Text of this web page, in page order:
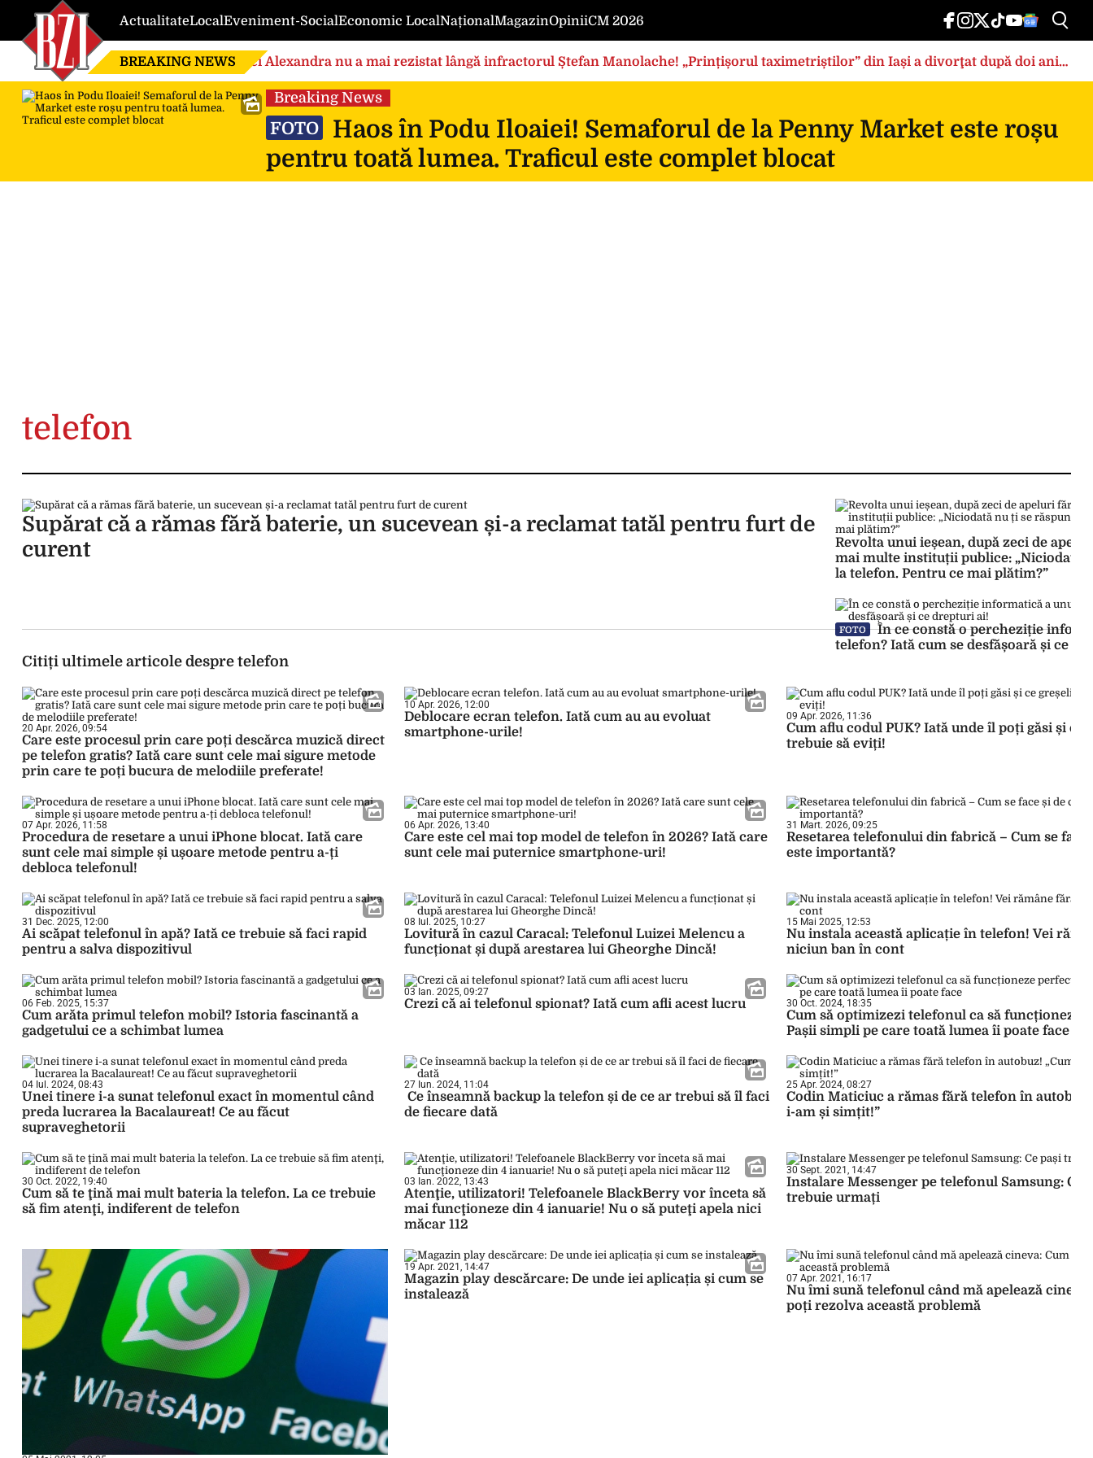
ActualitateLocalEveniment-SocialEconomic LocalNaționalMagazinOpiniiCM 2026
BREAKING NEWS Nici Alexandra nu a mai rezistat lângă infractorul Ștefan Manolache! „Prințișorul taximetriștilor” din Iași a divorţat după doi ani
de căsnicie
Breaking News
FOTO
Haos în Podu Iloaiei! Semaforul de la Penny Market este roșu
pentru toată lumea. Traficul este complet blocat
telefon
Supărat că a rămas fără baterie, un sucevean și-a reclamat tatăl pentru furt de
curent
Revolta unui ieșean, după zeci de
mai multe instituții publice: „Niciodată
la telefon. Pentru ce mai plătim?”
FOTO
În ce constă o percheziție
telefon? Iată cum se desfășoară și ce
Citiți ultimele articole despre telefon
20 Apr. 2026, 09:54
Care este procesul prin care poți descărca muzică direct
pe telefon gratis? Iată care sunt cele mai sigure metode
prin care te poți bucura de melodiile preferate!
10 Apr. 2026, 12:00
Deblocare ecran telefon. Iată cum au au evoluat
smartphone-urile!
09 Apr. 2026, 11:36
Cum aflu codul PUK? Iată unde îl poți găsi și ce
trebuie să eviți!
07 Apr. 2026, 11:58
Procedura de resetare a unui iPhone blocat. Iată care
sunt cele mai simple și ușoare metode pentru a-ți
debloca telefonul!
06 Apr. 2026, 13:40
Care este cel mai top model de telefon în 2026? Iată care
sunt cele mai puternice smartphone-uri!
31 Mart. 2026, 09:25
Resetarea telefonului din fabrică – Cum se face
este importantă?
31 Dec. 2025, 12:00
Ai scăpat telefonul în apă? Iată ce trebuie să faci rapid
pentru a salva dispozitivul
08 Iul. 2025, 10:27
Lovitură în cazul Caracal: Telefonul Luizei Melencu a
funcționat și după arestarea lui Gheorghe Dincă!
15 Mai 2025, 12:53
Nu instala această aplicație în telefon! Vei
niciun ban în cont
06 Feb. 2025, 15:37
Cum arăta primul telefon mobil? Istoria fascinantă a
gadgetului ce a schimbat lumea
03 Ian. 2025, 09:27
Crezi că ai telefonul spionat? Iată cum afli acest lucru 30 Oct. 2024, 18:35
Cum să optimizezi telefonul ca să funcționeze
Pașii simpli pe care toată lumea îi poate face
04 Iul. 2024, 08:43
Unei tinere i-a sunat telefonul exact în momentul când
preda lucrarea la Bacalaureat! Ce au făcut
supraveghetorii
27 Iun. 2024, 11:04
Ce înseamnă backup la telefon și de ce ar trebui să îl faci
de fiecare dată
25 Apr. 2024, 08:27
Codin Maticiuc a rămas fără telefon în autobuz!
i-am și simțit!”
30 Oct. 2022, 19:40
Cum să te ţină mai mult bateria la telefon. La ce trebuie
să fim atenţi, indiferent de telefon
03 Ian. 2022, 13:43
Atenţie, utilizatori! Telefoanele BlackBerry vor înceta să
mai funcţioneze din 4 ianuarie! Nu o să puteţi apela nici
măcar 112
30 Sept. 2021, 14:47
Instalare Messenger pe telefonul Samsung: Ce
trebuie urmați
19 Apr. 2021, 14:47
Magazin play descărcare: De unde iei aplicația și cum se
instalează
07 Apr. 2021, 16:17
Nu îmi sună telefonul când mă apelează
poți rezolva această problemă